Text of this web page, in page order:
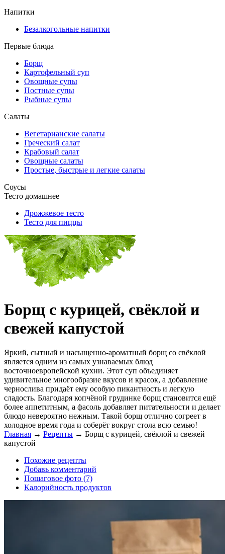
Напитки
Безалкогольные напитки
Первые блюда
Борщ
Картофельный суп
Овощные супы
Постные супы
Рыбные супы
Салаты
Вегетарианские салаты
Греческий салат
Крабовый салат
Овощные салаты
Простые, быстрые и легкие салаты
Соусы
Тесто домашнее
Дрожжевое тесто
Тесто для пиццы
Борщ с курицей, свёклой и
свежей капустой
Яркий, сытный и насыщенно-ароматный борщ со свёклой
является одним из самых узнаваемых блюд
восточноевропейской кухни. Этот суп объединяет
удивительное многообразие вкусов и красок, а добавление
чернослива придаёт ему особую пикантность и легкую
сладость. Благодаря копчёной грудинке борщ становится ещё
более аппетитным, а фасоль добавляет питательности и делает
блюдо невероятно нежным. Такой борщ отлично согреет в
холодное время года и соберёт вокруг стола всю семью!
Главная → Рецепты → Борщ с курицей, свёклой и свежей
капустой
Похожие рецепты
Добавь комментарий
Пошаговое фото (7)
Калорийность продуктов